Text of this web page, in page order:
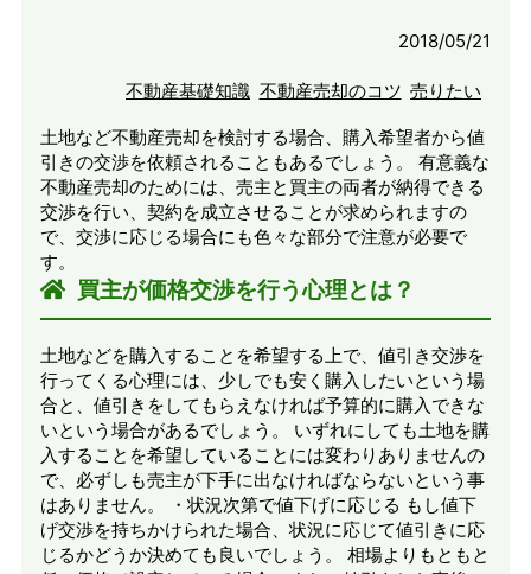
2018/05/21
不動産基礎知識 不動産売却のコツ 売りたい
土地など不動産売却を検討する場合、購入希望者から値
引きの交渉を依頼されることもあるでしょう。 有意義な
不動産売却のためには、売主と買主の両者が納得できる
交渉を行い、契約を成立させることが求められますの
で、交渉に応じる場合にも色々な部分で注意が必要で
す。
買主が価格交渉を行う心理とは？
土地などを購入することを希望する上で、値引き交渉を
行ってくる心理には、少しでも安く購入したいという場
合と、値引きをしてもらえなければ予算的に購入できな
いという場合があるでしょう。 いずれにしても土地を購
入することを希望していることには変わりありませんの
で、必ずしも売主が下手に出なければならないという事
はありません。 ・状況次第で値下げに応じる もし値下
げ交渉を持ちかけられた場合、状況に応じて値引きに応
じるかどうか決めても良いでしょう。 相場よりもともと